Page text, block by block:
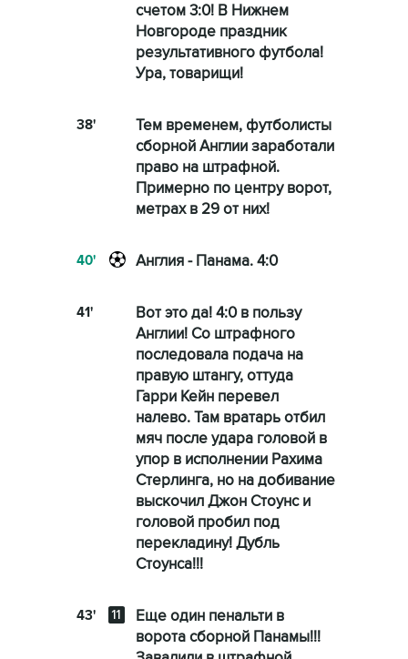
счетом 3:0! В Нижнем
Новгороде праздник
результативного футбола!
Ура, товарищи!
38'
Тем временем, футболисты
сборной Англии заработали
право на штрафной.
Примерно по центру ворот,
метрах в 29 от них!
40' Англия - Панама. 4:0
41'
Вот это да! 4:0 в пользу
Англии! Со штрафного
последовала подача на
правую штангу, оттуда
Гарри Кейн перевел
налево. Там вратарь отбил
мяч после удара головой в
упор в исполнении Рахима
Стерлинга, но на добивание
выскочил Джон Стоунс и
головой пробил под
перекладину! Дубль
Стоунса!!!
43'
Еще один пенальти в
ворота сборной Панамы!!!